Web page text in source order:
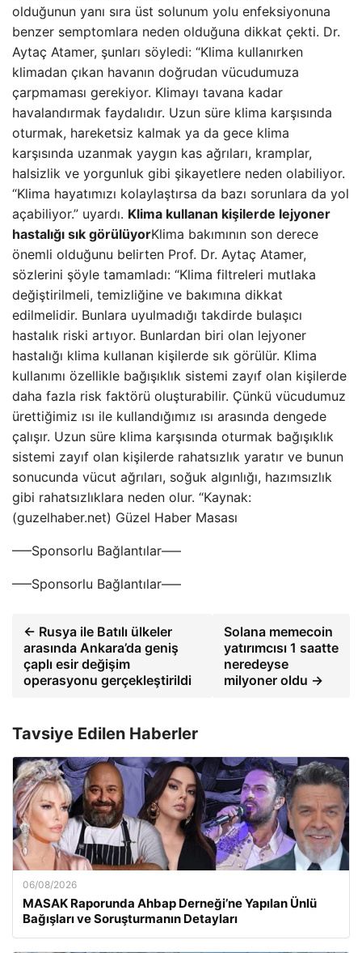
olduğunun yanı sıra üst solunum yolu enfeksiyonuna
benzer semptomlara neden olduğuna dikkat çekti. Dr.
Aytaç Atamer, şunları söyledi: “Klima kullanırken
klimadan çıkan havanın doğrudan vücudumuza
çarpmaması gerekiyor. Klimayı tavana kadar
havalandırmak faydalıdır. Uzun süre klima karşısında
oturmak, hareketsiz kalmak ya da gece klima
karşısında uzanmak yaygın kas ağrıları, kramplar,
halsizlik ve yorgunluk gibi şikayetlere neden olabiliyor.
“Klima hayatımızı kolaylaştırsa da bazı sorunlara da yol
açabiliyor.” uyardı. Klima kullanan kişilerde lejyoner
hastalığı sık görülüyorKlima bakımının son derece
önemli olduğunu belirten Prof. Dr. Aytaç Atamer,
sözlerini şöyle tamamladı: “Klima filtreleri mutlaka
değiştirilmeli, temizliğine ve bakımına dikkat
edilmelidir. Bunlara uyulmadığı takdirde bulaşıcı
hastalık riski artıyor. Bunlardan biri olan lejyoner
hastalığı klima kullanan kişilerde sık görülür. Klima
kullanımı özellikle bağışıklık sistemi zayıf olan kişilerde
daha fazla risk faktörü oluşturabilir. Çünkü vücudumuz
ürettiğimiz ısı ile kullandığımız ısı arasında dengede
çalışır. Uzun süre klima karşısında oturmak bağışıklık
sistemi zayıf olan kişilerde rahatsızlık yaratır ve bunun
sonucunda vücut ağrıları, soğuk algınlığı, hazımsızlık
gibi rahatsızlıklara neden olur. “Kaynak:
(guzelhaber.net) Güzel Haber Masası
—–Sponsorlu Bağlantılar—–
—–Sponsorlu Bağlantılar—–
← Rusya ile Batılı ülkeler
arasında Ankara’da geniş
çaplı esir değişim
operasyonu gerçekleştirildi
Solana memecoin
yatırımcısı 1 saatte
neredeyse
milyoner oldu →
Tavsiye Edilen Haberler
06/08/2026
MASAK Raporunda Ahbap Derneği’ne Yapılan Ünlü
Bağışları ve Soruşturmanın Detayları